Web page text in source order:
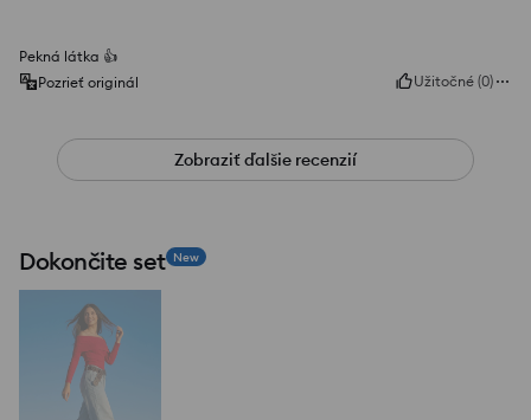
Pekná látka 👍️
Pozrieť originál
Užitočné (0)
Zobraziť ďalšie recenzií
Dokončite set New